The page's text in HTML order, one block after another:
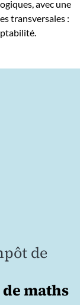
avec une
transversales :
de
maths